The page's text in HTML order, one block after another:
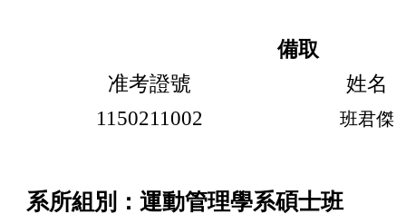
備取
准考證號
姓名
1150211002
班君傑
系所組別：運動管理學系碩士班